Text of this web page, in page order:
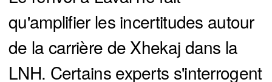
qu'amplifier les incertitudes autour
de la carrière de Xhekaj dans la
LNH. Certains experts s'interrogent